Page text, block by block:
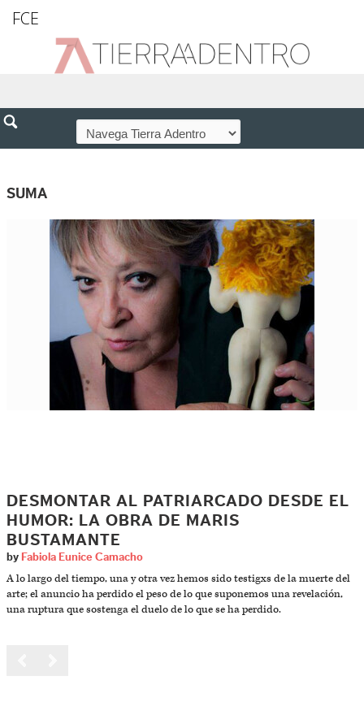
FCE
SUMA
DESMONTAR AL PATRIARCADO DESDE EL
HUMOR: LA OBRA DE MARIS
BUSTAMANTE
by Fabiola Eunice Camacho
A lo largo del tiempo, una y otra vez hemos sido testigxs de la muerte del
arte; el anuncio ha perdido el peso de lo que suponemos una revelación,
una ruptura que sostenga el duelo de lo que se ha perdido.